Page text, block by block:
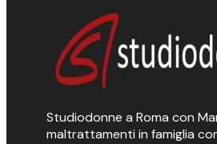
Studiodonne a Roma con
maltrattamenti in famiglia